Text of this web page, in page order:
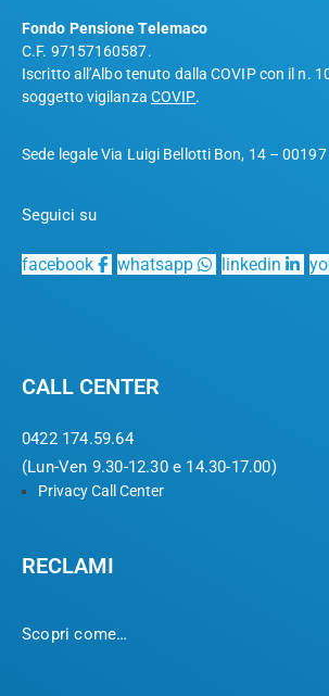
Fondo Pensione Telemaco
C.F. 97157160587.
Iscritto all’Albo tenuto dalla COVIP con il n.
soggetto vigilanza COVIP.
Sede legale Via Luigi Bellotti Bon, 14 –
Seguici su
facebook whatsapp linkedin
CALL CENTER
0422 174.59.64
(Lun-Ven 9.30-12.30 e 14.30-17.00)
Privacy Call Center
RECLAMI
Scopri come…